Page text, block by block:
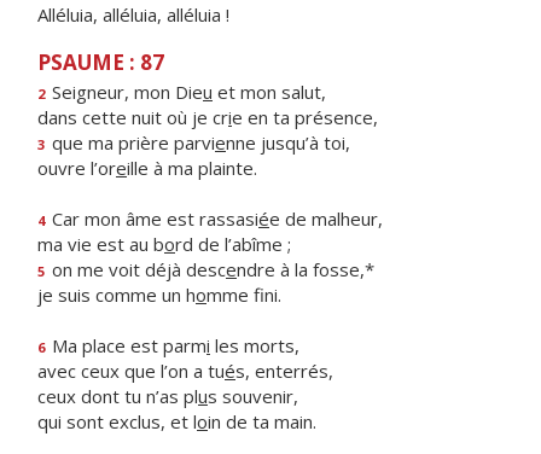
Alléluia, alléluia, alléluia !
PSAUME : 87
2 Seigneur, mon Dieu et mon salut,
dans cette nuit où je crie en ta présence,
3 que ma prière parvienne jusqu’à toi,
ouvre l’oreille à ma plainte.
4 Car mon âme est rassasiée de malheur,
ma vie est au bord de l’abîme ;
5 on me voit déjà descendre à la fosse,*
je suis comme un homme fini.
6 Ma place est parmi les morts,
avec ceux que l’on a tués, enterrés,
ceux dont tu n’as plus souvenir,
qui sont exclus, et loin de ta main.